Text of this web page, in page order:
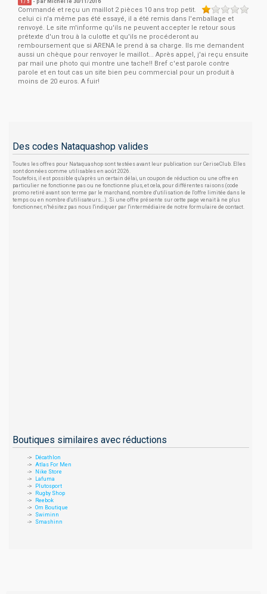
1 / 5 - par Michel le 30/11/2016
Commandé et reçu un maillot 2 pièces 10 ans trop petit.
celui ci n'a même pas été essayé, il a été remis dans l'emballage et
renvoyé. Le site m'informe qu'ils ne peuvent accepter le retour sous
prétexte d'un trou à la culotte et qu'ils ne procéderont au
remboursement que si ARENA le prend à sa charge. Ils me demandent
aussi un chèque pour renvoyer le maillot... Après appel, j'ai reçu ensuite
par mail une photo qui montre une tache!! Bref c'est parole contre
parole et en tout cas un site bien peu commercial pour un produit à
moins de 20 euros. A fuir!
Des codes Nataquashop valides
Toutes les offres pour Nataquashop sont testées avant leur publication sur CeriseClub. Elles
sont données comme utilisables en août 2026.
Toutefois, il est possible qu'après un certain délai, un coupon de réduction ou une offre en
particulier ne fonctionne pas ou ne fonctionne plus, et cela, pour différentes raisons (code
promo retiré avant son terme par le marchand, nombre d'utilisation de l'offre limitée dans le
temps ou en nombre d'utilisateurs...). Si une offre présente sur cette page venait à ne plus
fonctionner, n'hésitez pas nous l'indiquer par l'intermédiaire de notre formulaire de contact.
Boutiques similaires avec réductions
Décathlon
Atlas For Men
Nike Store
Lafuma
Plutosport
Rugby Shop
Reebok
Om Boutique
Swiminn
Smashinn